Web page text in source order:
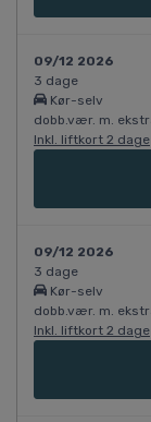
09/12 2026
3 dage
Kør-selv
dobb.vær. m.
Inkl. liftkort 2 dage
09/12 2026
3 dage
Kør-selv
dobb.vær. m.
Inkl. liftkort 2 dage